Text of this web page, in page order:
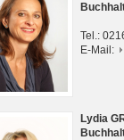
Tel.:
E-Mail:
Lydia